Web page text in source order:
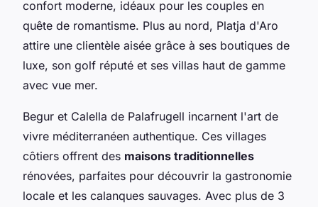
confort moderne, idéaux pour les couples en
quête de romantisme. Plus au nord, Platja d'Aro
attire une clientèle aisée grâce à ses boutiques de
luxe, son golf réputé et ses villas haut de gamme
avec vue mer.
Begur et Calella de Palafrugell incarnent l'art de
vivre méditerranéen authentique. Ces villages
côtiers offrent des maisons traditionnelles
rénovées, parfaites pour découvrir la gastronomie
locale et les calanques sauvages. Avec plus de 3